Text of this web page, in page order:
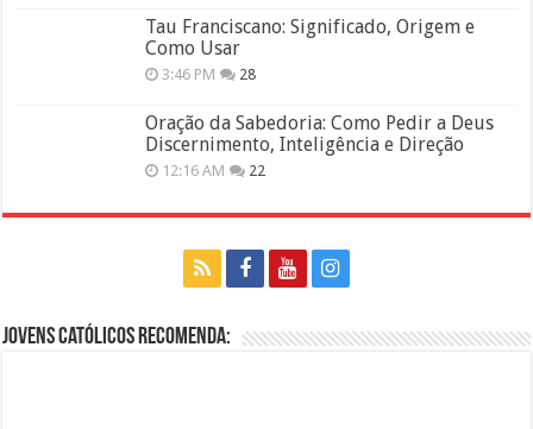
Tau Franciscano: Significado, Origem e
Como Usar
3:46 PM 28
Oração da Sabedoria: Como Pedir a Deus
Discernimento, Inteligência e Direção
12:16 AM 22
Jovens Católicos Recomenda: